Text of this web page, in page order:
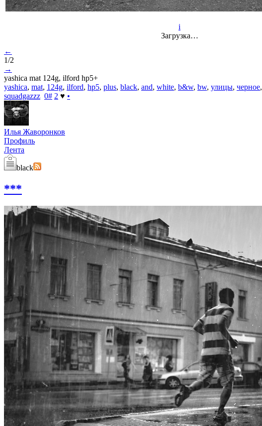
i
Загрузка…
←
1/2
→
yashica mat 124g, ilford hp5+
yashica, mat, 124g, ilford, hp5, plus, black, and, white, b&w, bw, улицы, черное,
squadgazzz 0# 2 ♥ •
Илья Жаворонков
Профиль
Лента
black
***